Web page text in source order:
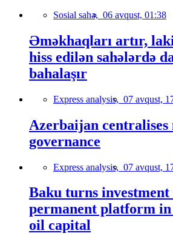
Sosial sahə, 06 avqust, 01:38
Əməkhaqları artır,
hiss edilən sahələrdə
bahalaşır
Express analysis, 07 avqust,
Azerbaijan centralises
governance
Express analysis, 07 avqust,
Baku turns
permanent platform
oil capital